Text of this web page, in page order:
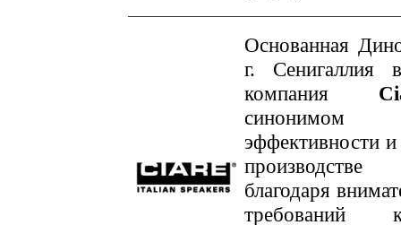
Основанная
г. Сенигаллия
компания
синонимом
эффективности
благодаря
требований